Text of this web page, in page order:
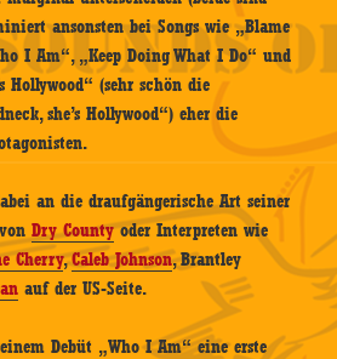
ansonsten bei Songs wie „Blame
I Am“, „Keep Doing What I Do“ und
Hollywood“ (sehr schön die
she’s Hollywood“) eher die
an die draufgängerische Art seiner
vonDry Countyoder Interpreten wie
Cherry,Caleb Johnson, Brantley
auf der US-Seite.
Debüt „Who I Am“ eine erste